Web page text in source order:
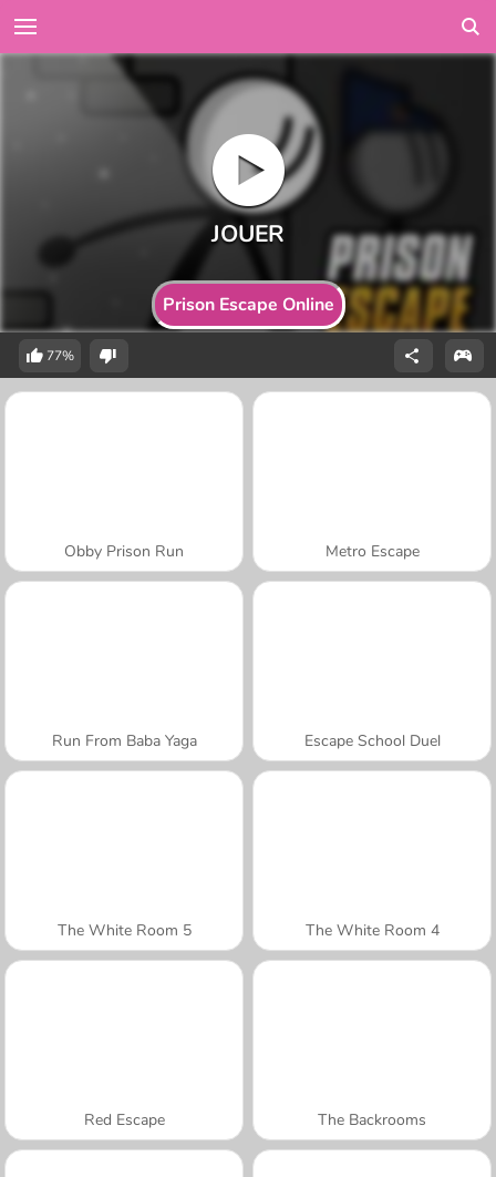
Prison Escape Online
77%
Obby Prison Run Metro Escape
Run From Baba Yaga Escape School Duel
The White Room 5 The White Room 4
Red Escape The Backrooms